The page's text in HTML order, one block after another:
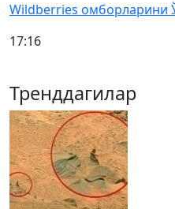
Wildberries омборларини
17:16
Тренддагилар